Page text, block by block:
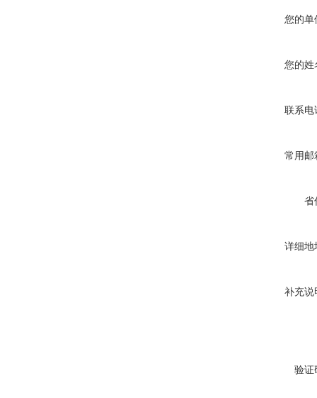
您的单
您的姓
联系电
常用邮
省
详细地
补充说
验证